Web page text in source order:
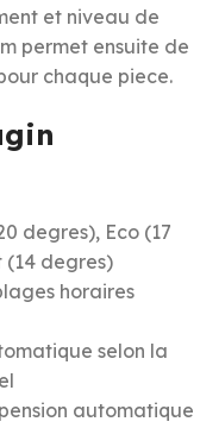
et niveau de
permet ensuite de
chaque piece.
degres), Eco (17
(14 degres)
horaires
selon la
automatique